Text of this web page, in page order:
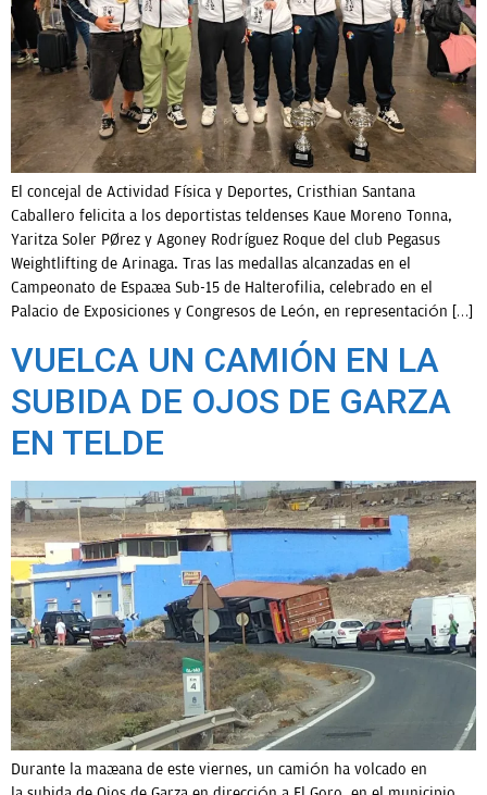
El concejal de Actividad Física y Deportes, Cristhian Santana
Caballero felicita a los deportistas teldenses Kaue Moreno Tonna,
Yaritza Soler Pérez y Agoney Rodríguez Roque del club Pegasus
Weightlifting de Arinaga. Tras las medallas alcanzadas en el
Campeonato de España Sub-15 de Halterofilia, celebrado en el
Palacio de Exposiciones y Congresos de León, en representación […]
VUELCA UN CAMIÓN EN LA
SUBIDA DE OJOS DE GARZA
EN TELDE
Durante la mañana de este viernes, un camión ha volcado en